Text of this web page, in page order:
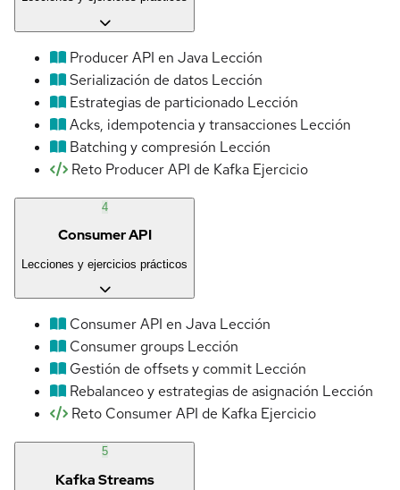
Producer API en Java Lección
Serialización de datos Lección
Estrategias de particionado Lección
Acks, idempotencia y transacciones Lección
Batching y compresión Lección
Reto Producer API de Kafka Ejercicio
4
Consumer API
Lecciones y ejercicios prácticos
Consumer API en Java Lección
Consumer groups Lección
Gestión de offsets y commit Lección
Rebalanceo y estrategias de asignación Lección
Reto Consumer API de Kafka Ejercicio
5
Kafka Streams